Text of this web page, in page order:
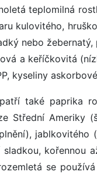
teplomilná
kulovitého,
nebo
a keříčkovitá
kyseliny
také paprika
Střední Ameriky
sladkou, kořennou
se